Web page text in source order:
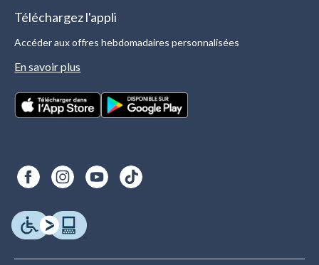
Téléchargez l'appli
Accéder aux offres hebdomadaires personnalisées
En savoir plus